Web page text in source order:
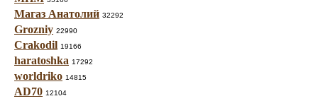
Магаз Анатолий 32292
Grozniy 22990
Crakodil 19166
haratoshka 17292
worldriko 14815
AD70 12104